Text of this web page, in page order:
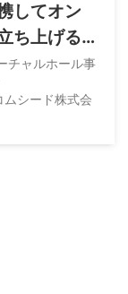
してオン
ち上げる
チャルホール事
シード株式会